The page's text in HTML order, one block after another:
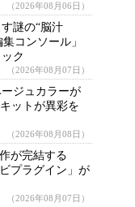
（2026年08月06日）
謎の“脳汁
コンソール」
ク
（2026年08月07日）
ジュカラーが
ットが異彩を
（2026年08月08日）
が完結する
プラグイン」が
（2026年08月07日）